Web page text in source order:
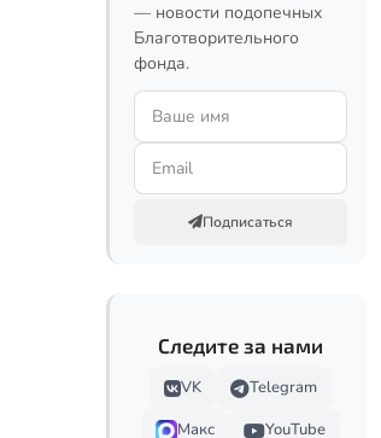
— новости подопечных
Благотворительного
фонда.
Подписаться
Следите за нами
VK
Telegram
Макс
YouTube